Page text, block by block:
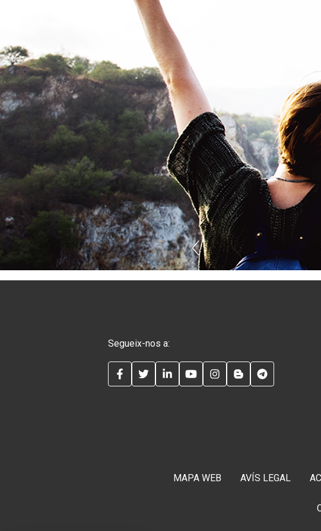
Segueix-nos a:
FACEBOOKTWITTERLINKEDINYOUTUBEINSTAGRAM
BLOG
MAPA WEB AVÍS LEGAL